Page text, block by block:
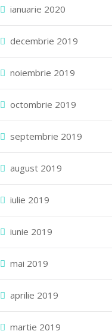
ianuarie 2020
decembrie 2019
noiembrie 2019
octombrie 2019
septembrie 2019
august 2019
iulie 2019
iunie 2019
mai 2019
aprilie 2019
martie 2019